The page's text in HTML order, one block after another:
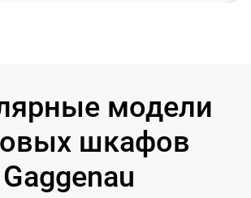
модели
шкафов
Gaggenau